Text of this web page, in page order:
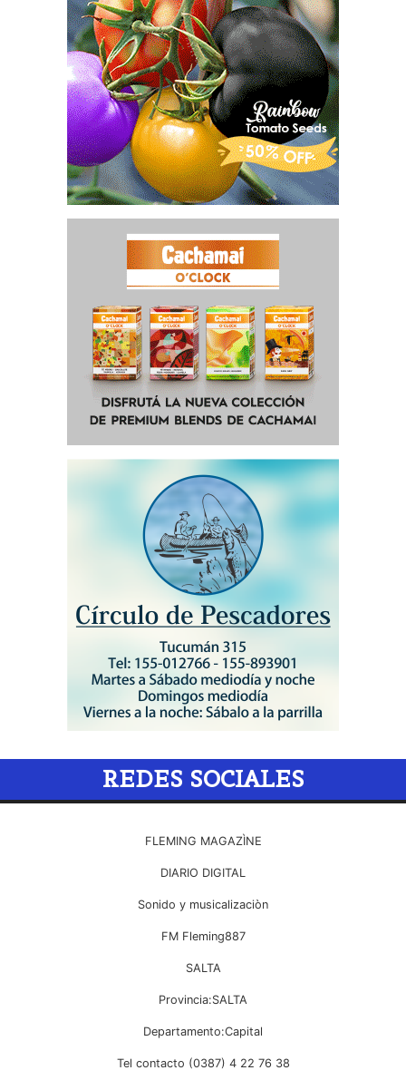
REDES SOCIALES
FLEMING MAGAZÌNE
DIARIO DIGITAL
Sonido y musicalizaciòn
FM Fleming887
SALTA
Provincia:SALTA
Departamento:Capital
Tel contacto (0387) 4 22 76 38